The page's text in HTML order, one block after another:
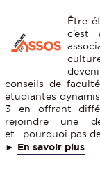
Être
c’est
conseils de
étudiantes
3 en offrant
rejoindre une
et....pourquoi pas
► En savoir plus